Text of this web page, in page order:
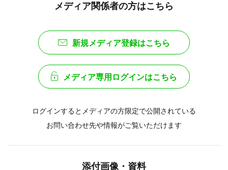
メディア関係者の方はこちら
新規メディア登録はこちら
メディア専用ログインはこちら
ログインするとメディアの方限定で公開されている
お問い合わせ先や情報がご覧いただけます
添付画像・資料